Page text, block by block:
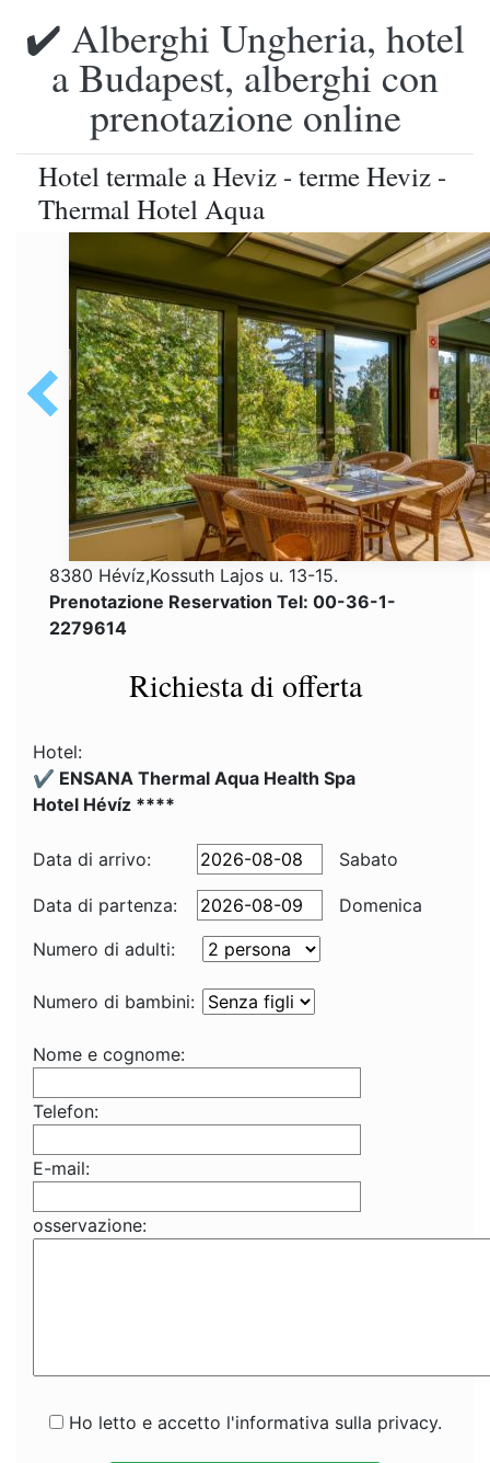
✔️ Alberghi Ungheria, hotel
a Budapest, alberghi con
prenotazione online
Hotel termale a Heviz - terme Heviz -
Thermal Hotel Aqua
8380 Hévíz,Kossuth Lajos u. 13-15.
Prenotazione Reservation Tel: 00-36-1-
2279614
Richiesta di offerta
Hotel:
✔️ ENSANA Thermal Aqua Health Spa
Hotel Hévíz ****
Data di arrivo: Sabato
Data di partenza:
Domenica
Numero di adulti:
Numero di bambini:
Nome e cognome:
Telefon:
E-mail:
osservazione:
Ho letto e accetto l'informativa sulla privacy.